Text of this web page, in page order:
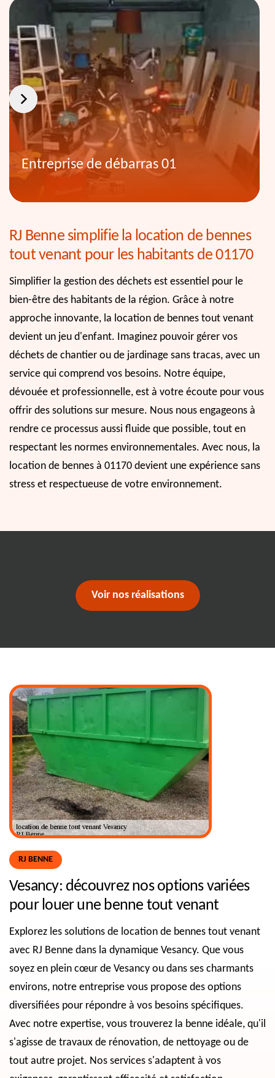
Entreprise de débarras 01
RJ Benne simplifie la location de bennes
tout venant pour les habitants de 01170
Simplifier la gestion des déchets est essentiel pour le
bien-être des habitants de la région. Grâce à notre
approche innovante, la location de bennes tout venant
devient un jeu d'enfant. Imaginez pouvoir gérer vos
déchets de chantier ou de jardinage sans tracas, avec un
service qui comprend vos besoins. Notre équipe,
dévouée et professionnelle, est à votre écoute pour vous
offrir des solutions sur mesure. Nous nous engageons à
rendre ce processus aussi fluide que possible, tout en
respectant les normes environnementales. Avec nous, la
location de bennes à 01170 devient une expérience sans
stress et respectueuse de votre environnement.
Voir nos réalisations
RJ BENNE
Vesancy: découvrez nos options variées
pour louer une benne tout venant
Explorez les solutions de location de bennes tout venant
avec RJ Benne dans la dynamique Vesancy. Que vous
soyez en plein cœur de Vesancy ou dans ses charmants
environs, notre entreprise vous propose des options
diversifiées pour répondre à vos besoins spécifiques.
Avec notre expertise, vous trouverez la benne idéale, qu'il
s'agisse de travaux de rénovation, de nettoyage ou de
tout autre projet. Nos services s'adaptent à vos